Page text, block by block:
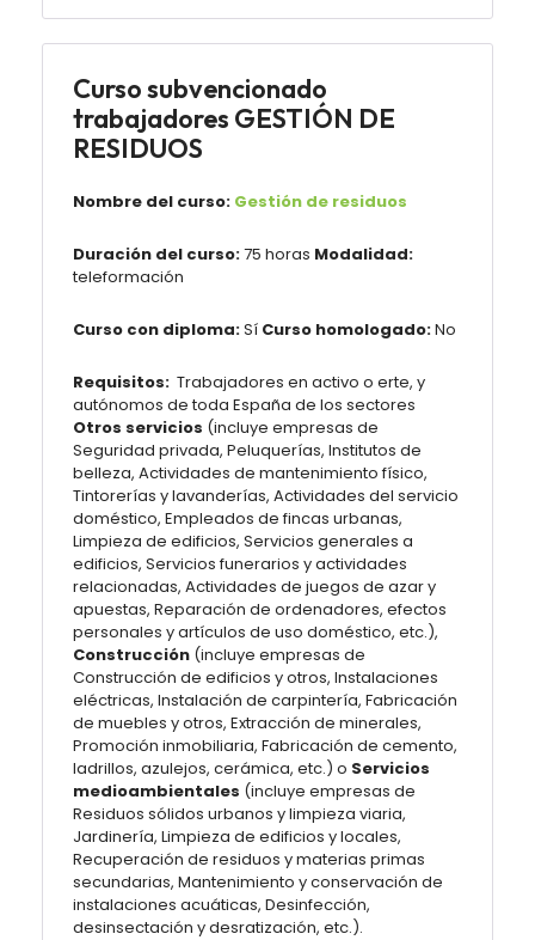
Curso subvencionado
trabajadores GESTIÓN DE
RESIDUOS
Nombre del curso: Gestión de residuos
Duración del curso:75 horas Modalidad:
teleformación
Curso con diploma:Sí Curso homologado:No
Requisitos: Trabajadores en activo o erte, y
autónomos de toda España de los sectores
Otros servicios (incluye empresas de
Seguridad privada, Peluquerías, Institutos de
belleza, Actividades de mantenimiento físico,
Tintorerías y lavanderías, Actividades del servicio
doméstico, Empleados de fincas urbanas,
Limpieza de edificios, Servicios generales a
edificios, Servicios funerarios y actividades
relacionadas, Actividades de juegos de azar y
apuestas, Reparación de ordenadores, efectos
personales y artículos de uso doméstico, etc.),
Construcción (incluye empresas de
Construcción de edificios y otros, Instalaciones
eléctricas, Instalación de carpintería, Fabricación
de muebles y otros, Extracción de minerales,
Promoción inmobiliaria, Fabricación de cemento,
ladrillos, azulejos, cerámica, etc.) o Servicios
medioambientales (incluye empresas de
Residuos sólidos urbanos y limpieza viaria,
Jardinería, Limpieza de edificios y locales,
Recuperación de residuos y materias primas
secundarias, Mantenimiento y conservación de
instalaciones acuáticas, Desinfección,
desinsectación y desratización, etc.).